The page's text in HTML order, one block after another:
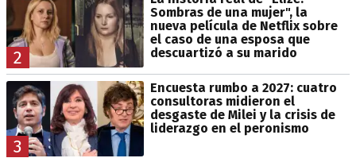
2
Sombras de una mujer", la
nueva película de Netflix sobre
el caso de una esposa que
descuartizó a su marido
3
Encuesta rumbo a 2027: cuatro
consultoras midieron el
desgaste de Milei y la crisis de
liderazgo en el peronismo